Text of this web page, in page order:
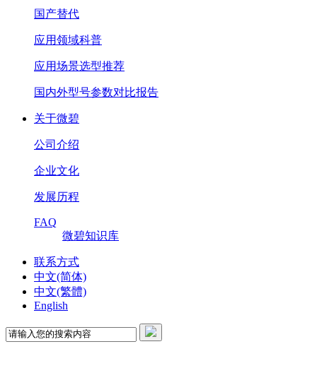
国产替代
应用领域科普
应用场景选型推荐
国内外型号参数对比报告
关于微碧
公司介绍
企业文化
发展历程
FAQ
微碧知识库
联系方式
中文(简体)
中文(繁體)
English